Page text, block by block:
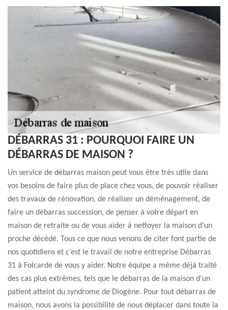
DÉBARRAS 31 : POURQUOI FAIRE UN
DÉBARRAS DE MAISON ?
Un service de débarras maison peut vous être très utile dans
vos besoins de faire plus de place chez vous, de pouvoir réaliser
des travaux de rénovation, de réaliser un déménagement, de
faire un débarras succession, de penser à votre départ en
maison de retraite ou de vous aider à nettoyer la maison d’un
proche décédé. Tous ce que nous venons de citer font partie de
nos quotidiens et c’est le travail de notre entreprise Débarras
31 à Folcarde de vous y aider. Notre équipe a même déjà traité
des cas plus extrêmes, tels que le débarras de la maison d'un
patient atteint du syndrome de Diogène. Pour tout débarras de
maison, nous avons la possibilité de nous déplacer dans toute la